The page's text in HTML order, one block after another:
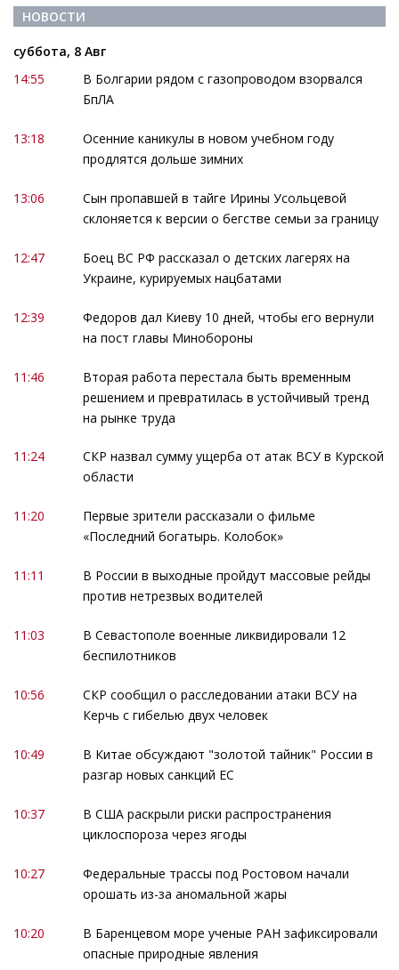
НОВОСТИ
суббота, 8 Авг
14:55
В Болгарии рядом с газопроводом взорвался
БпЛА
13:18
Осенние каникулы в новом учебном году
продлятся дольше зимних
13:06
Сын пропавшей в тайге Ирины Усольцевой
склоняется к версии о бегстве семьи за границу
12:47
Боец ВС РФ рассказал о детских лагерях на
Украине, курируемых нацбатами
12:39
Федоров дал Киеву 10 дней, чтобы его вернули
на пост главы Минобороны
11:46
Вторая работа перестала быть временным
решением и превратилась в устойчивый тренд
на рынке труда
11:24
СКР назвал сумму ущерба от атак ВСУ в Курской
области
11:20
Первые зрители рассказали о фильме
«Последний богатырь. Колобок»
11:11
В России в выходные пройдут массовые рейды
против нетрезвых водителей
11:03
В Севастополе военные ликвидировали 12
беспилотников
10:56
СКР сообщил о расследовании атаки ВСУ на
Керчь с гибелью двух человек
10:49
В Китае обсуждают "золотой тайник" России в
разгар новых санкций ЕС
10:37
В США раскрыли риски распространения
циклоспороза через ягоды
10:27
Федеральные трассы под Ростовом начали
орошать из-за аномальной жары
10:20
В Баренцевом море ученые РАН зафиксировали
опасные природные явления